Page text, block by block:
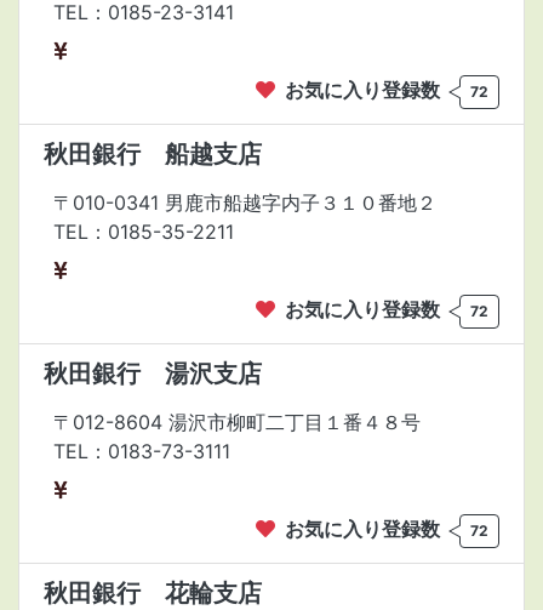
TEL：0185-23-3141
お気に入り登録数 72
秋田銀行 船越支店
〒010-0341 男鹿市船越字内子３１０番地２
TEL：0185-35-2211
お気に入り登録数 72
秋田銀行 湯沢支店
〒012-8604 湯沢市柳町二丁目１番４８号
TEL：0183-73-3111
お気に入り登録数 72
秋田銀行 花輪支店